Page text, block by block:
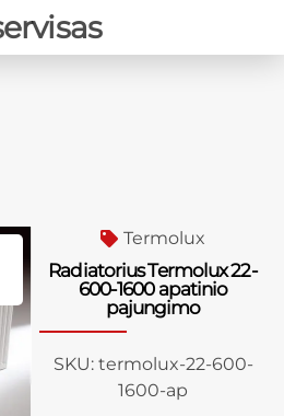
Termolux
Radiatorius Termolux 22-
600-1600 apatinio
pajungimo
SKU: termolux-22-600-
1600-ap